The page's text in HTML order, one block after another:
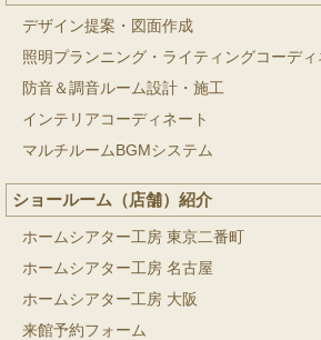
デザイン提案・図面作成
照明プランニング・ライティングコーディ
防音＆調音ルーム設計・施工
インテリアコーディネート
マルチルームBGMシステム
ショールーム（店舗）紹介
ホームシアター工房 東京二番町
ホームシアター工房 名古屋
ホームシアター工房 大阪
来館予約フォーム